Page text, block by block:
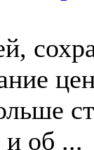
об ...